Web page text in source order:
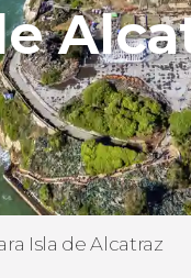
Isla de Alcatraz